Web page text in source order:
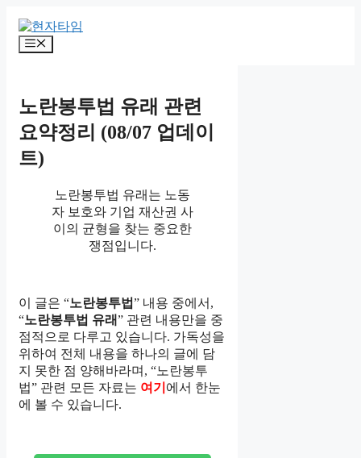
content Menu
노란봉투법 유래 관련
요약정리 (08/07 업데이
트)
노란봉투법 유래는 노동
자 보호와 기업 재산권 사
이의 균형을 찾는 중요한
쟁점입니다.
이 글은 “노란봉투법” 내용 중에서,
“노란봉투법 유래” 관련 내용만을 중
점적으로 다루고 있습니다. 가독성을
위하여 전체 내용을 하나의 글에 담
지 못한 점 양해바라며, “노란봉투
법” 관련 모든 자료는 여기 에서 한눈
에 볼 수 있습니다.